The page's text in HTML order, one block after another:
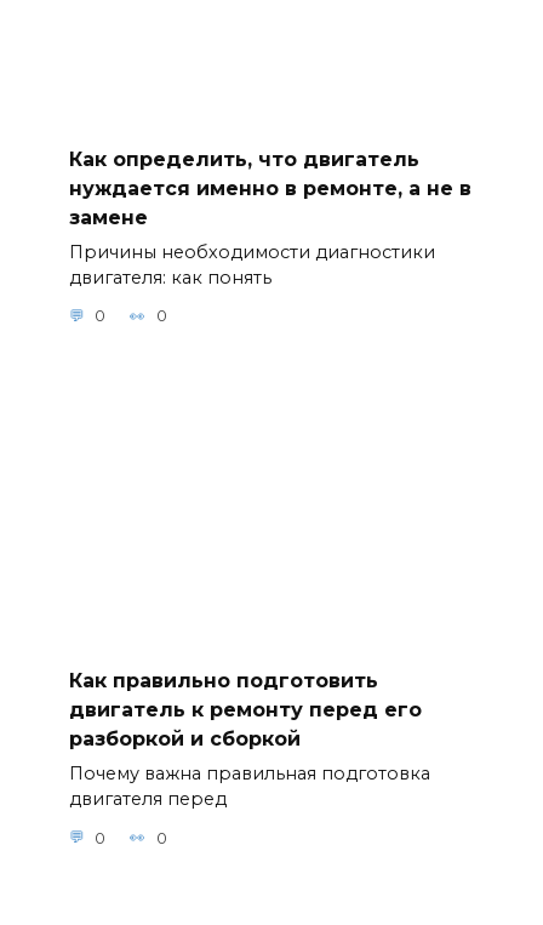
Как определить, что двигатель
нуждается именно в ремонте, а не в
замене
Причины необходимости диагностики
двигателя: как понять
0 0
Как правильно подготовить
двигатель к ремонту перед его
разборкой и сборкой
Почему важна правильная подготовка
двигателя перед
0 0